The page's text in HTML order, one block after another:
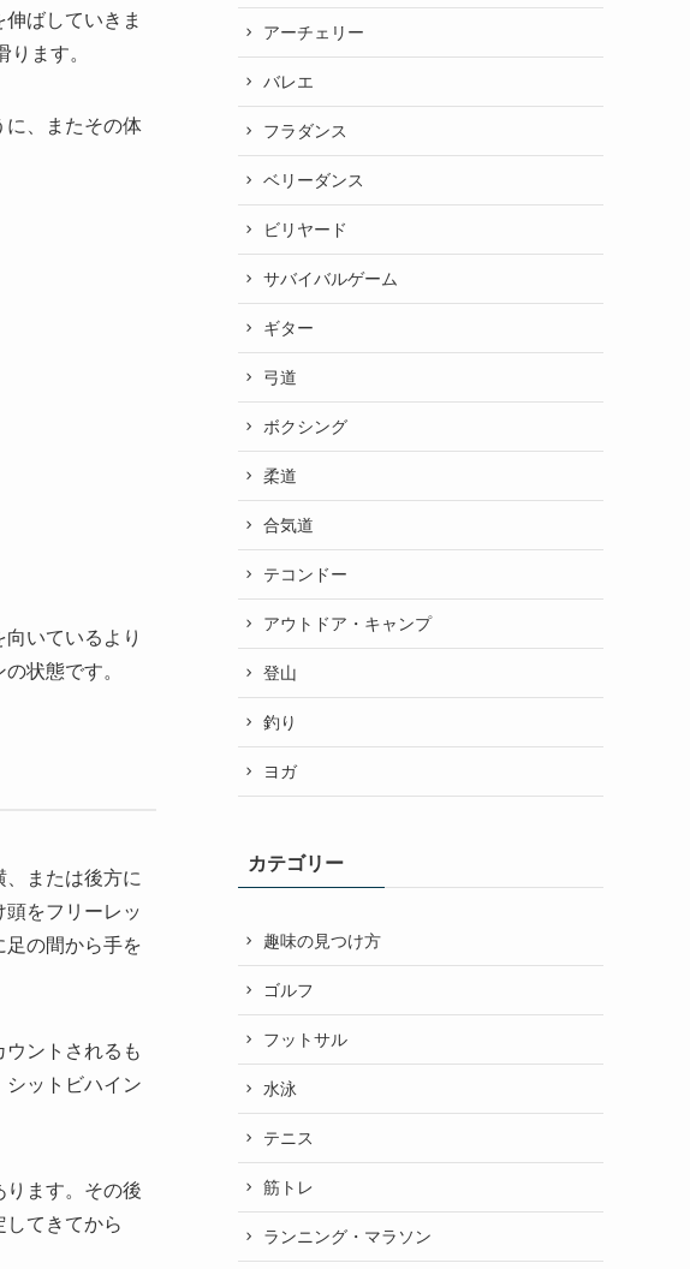
ばしていきま
ます。
に、またその体
いているより
状態です。
または後方に
をフリーレッ
足の間から手を
ントされるも
ットビハイン
ります。その後
てきてから
アーチェリー
バレエ
フラダンス
ベリーダンス
ビリヤード
サバイバルゲーム
ギター
弓道
ボクシング
柔道
合気道
テコンドー
アウトドア・キャンプ
登山
釣り
ヨガ
カテゴリー
趣味の見つけ方
ゴルフ
フットサル
水泳
テニス
筋トレ
ランニング・マラソン